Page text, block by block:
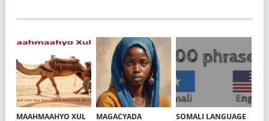
MAAHMAAHYO XUL MAGACYADA SOMALI LANGUAGE